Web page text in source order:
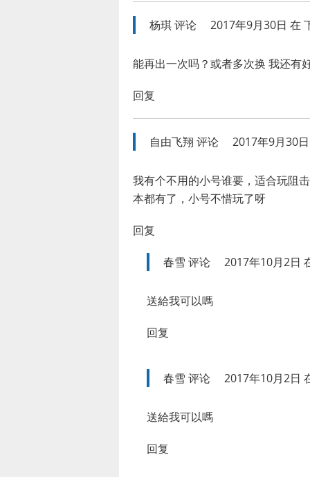
杨琪评论 2017年9月30日 在
能再出一次吗？或者多次换 我还有
回复
自由飞翔 评论 2017年9月30
我有个不用的小号谁要，适合玩阻
本都有了，小号不惜玩了呀
回复
春雪 评论 2017年10月2日
送給我可以嗎
回复
春雪 评论 2017年10月2日
送給我可以嗎
回复